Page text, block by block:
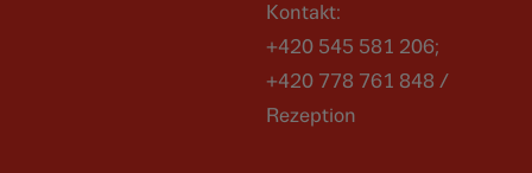
Kontakt:
+420 545 581 206;
+420 778 761 848 /
Rezeption